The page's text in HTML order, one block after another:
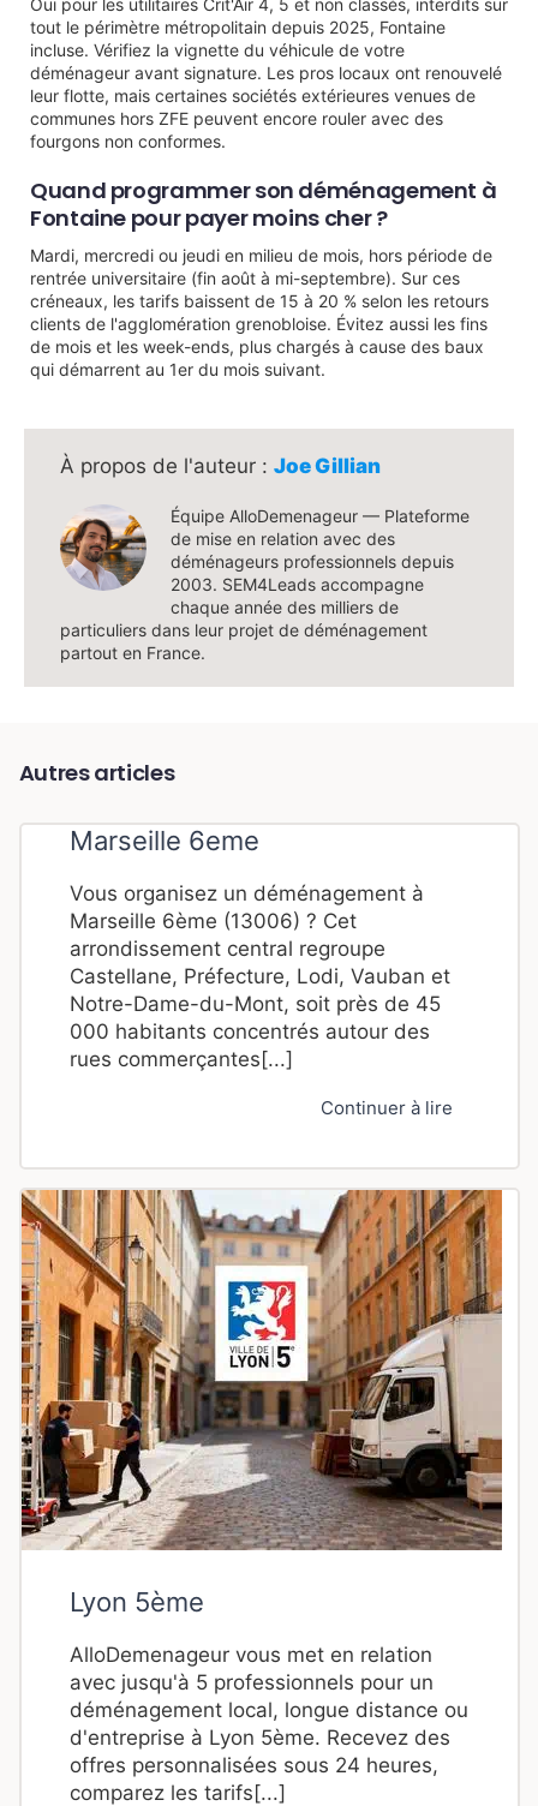
tout le périmètre métropolitain depuis 2025, Fontaine
incluse. Vérifiez la vignette du véhicule de votre
déménageur avant signature. Les pros locaux ont renouvelé
leur flotte, mais certaines sociétés extérieures venues de
communes hors ZFE peuvent encore rouler avec des
fourgons non conformes.
Quand programmer son déménagement à
Fontaine pour payer moins cher ?
Mardi, mercredi ou jeudi en milieu de mois, hors période de
rentrée universitaire (fin août à mi-septembre). Sur ces
créneaux, les tarifs baissent de 15 à 20 % selon les retours
clients de l'agglomération grenobloise. Évitez aussi les fins
de mois et les week-ends, plus chargés à cause des baux
qui démarrent au 1er du mois suivant.
Joe Gillian
Équipe AlloDemenageur — Plateforme
de mise en relation avec des
déménageurs professionnels depuis
2003. SEM4Leads accompagne
chaque année des milliers de
particuliers dans leur projet de déménagement
partout en France.
Autres articles
Marseille 6eme
Vous organisez un déménagement à
Marseille 6ème (13006) ? Cet
arrondissement central regroupe
Castellane, Préfecture, Lodi, Vauban et
Notre-Dame-du-Mont, soit près de 45
000 habitants concentrés autour des
rues commerçantes[...]
Continuer à lire
Lyon 5ème
AlloDemenageur vous met en relation
avec jusqu'à 5 professionnels pour un
déménagement local, longue distance ou
d'entreprise à Lyon 5ème. Recevez des
offres personnalisées sous 24 heures,
comparez les tarifs[...]